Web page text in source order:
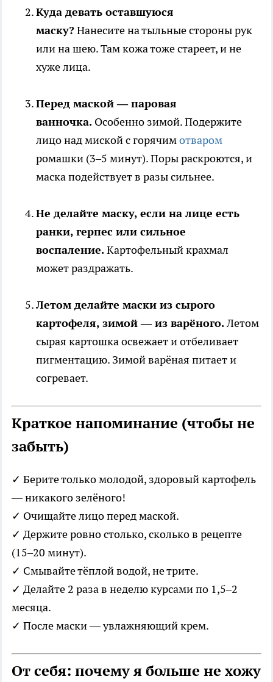
Куда девать оставшуюся
маску?Нанесите на тыльные стороны рук
или на шею. Там кожа тоже стареет, и не
хуже лица.
Перед маской — паровая
ванночка. Особенно зимой. Подержите
лицо над миской с горячимотваром
ромашки (3–5 минут). Поры раскроются, и
маска подействует в разы сильнее.
Не делайте маску, если на лице есть
ранки, герпес или сильное
воспаление.Картофельный крахмал
может раздражать.
Летом делайте маски из сырого
картофеля, зимой — из варёного.Летом
сырая картошка освежает и отбеливает
пигментацию. Зимой варёная питает и
согревает.
Краткое напоминание (чтобы не
забыть)
✓ Берите только молодой, здоровый картофель
— никакого зелёного!
✓ Очищайте лицо перед маской.
✓ Держите ровно столько, сколько в рецепте
(15–20 минут).
✓ Смывайте тёплой водой, не трите.
✓ Делайте 2 раза в неделю курсами по 1,5–2
месяца.
✓ После маски — увлажняющий крем.
От себя: почему я больше не хожу